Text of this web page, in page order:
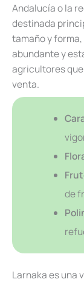
Andalucía o la
destinada
tamaño y
abundante y
agricultores
venta.
de
Larnaka es una